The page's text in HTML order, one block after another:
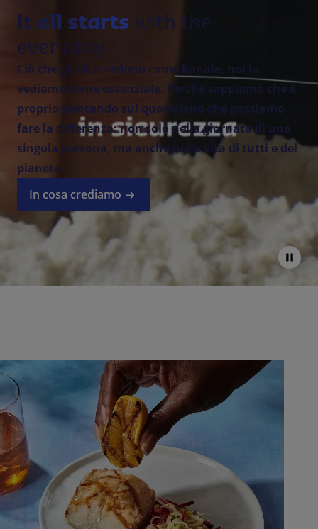
It all starts with the
everyday
Ciò che gli altri vedono come banale, noi lo
vediamo come essenziale. Perché sappiamo che è
proprio puntando sul quotidiano che possiamo
fare la differenza: non solo nella giornata di una
singola persona, ma anche nella vita di tutti e del
pianeta.
In cosa crediamo